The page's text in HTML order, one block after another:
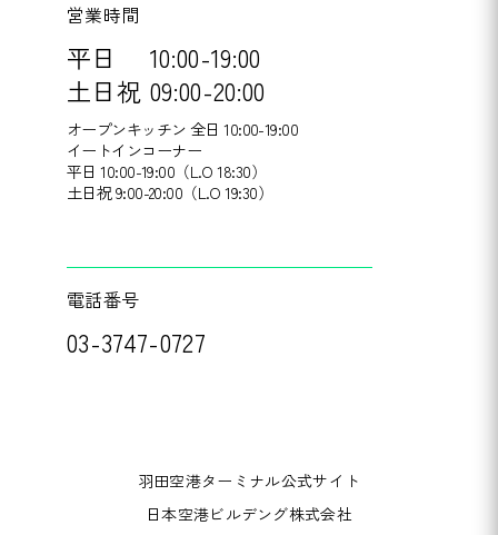
営業時間
平日
10:00-19:00
土日祝 09:00-20:00
オープンキッチン 全日 10:00-19:00
イートインコーナー
平日 10:00-19:00（L.O 18:30）
土日祝 9:00-20:00（L.O 19:30）
電話番号
03-3747-0727
羽田空港ターミナル公式サイト
日本空港ビルデング株式会社